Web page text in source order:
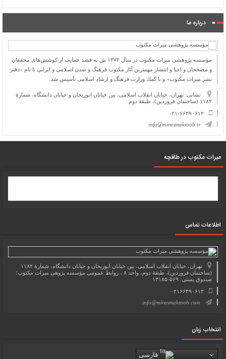
درباره ما
مؤسسه پژوهشی میراث مكتوب در سال ۱۳۷۲ ش به قصد حمایت از كوشش‌های محققان
و مصححان و احیا و انتشار مهمترین آثار مكتوب فرهنگ و تمدن اسلامی و ایرانی با نام «دفتر
نشر میراث مكتوب» و با كمك وزارت فرهنگ و ارشاد اسلامی تأسیس شد.
نشانی: تهران، خیابان انقلاب اسلامی، بین خیابان ابوریحان و خیابان دانشگاه، شمارۀ
۱۱۸۲ (ساختمان فروردین)، طبقۀ دوم
۰۲۱-۶۶۴۹۰۶۱۲
info@mirasmaktoob.ir
میرات مکتوب در طاقچه
اطلاعات تماس
تهران، خیابان انقلاب اسلامی، بین خیابان ابوریحان و خیابان دانشگاه، شمارۀ ۱۱۸۲
(ساختمان فروردین)، طبقۀ دوم، واحد ۸ ، روابط عمومی مؤسسه پژوهی میراث مکتوب؛
صندوق پستی: ۵۶۹-۱۳۱۸۵
۰۲۱۶۶۴۹۰۶۱۲
info@mirasmaktoob.com
انتخاب زبان
فارسی